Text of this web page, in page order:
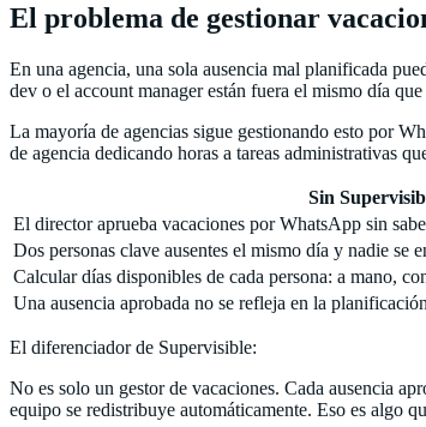
El problema de gestionar
En una agencia, una sola ausencia mal planificada
dev o el account manager están fuera el mismo día
La mayoría de agencias sigue gestionando esto por
de agencia dedicando horas a tareas administrativas
Sin
El director aprueba vacaciones por WhatsApp sin
Dos personas clave ausentes el mismo día y nadie se
Calcular días disponibles de cada persona: a mano,
Una ausencia aprobada no se refleja en la
El diferenciador de Supervisible:
No es solo un gestor de vacaciones. Cada ausencia
equipo se redistribuye automáticamente. Eso es algo